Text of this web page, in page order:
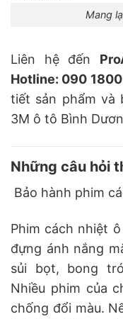
Mang
Liên hệ đến
Hotline: 090
tiết sản phẩm và
3M ô tô Bình
Những câu hỏi
Bảo hành phim
Phim cách nhiệt
đựng ánh nắng
sủi bọt, bong
Nhiều phim của
chống đổi màu.